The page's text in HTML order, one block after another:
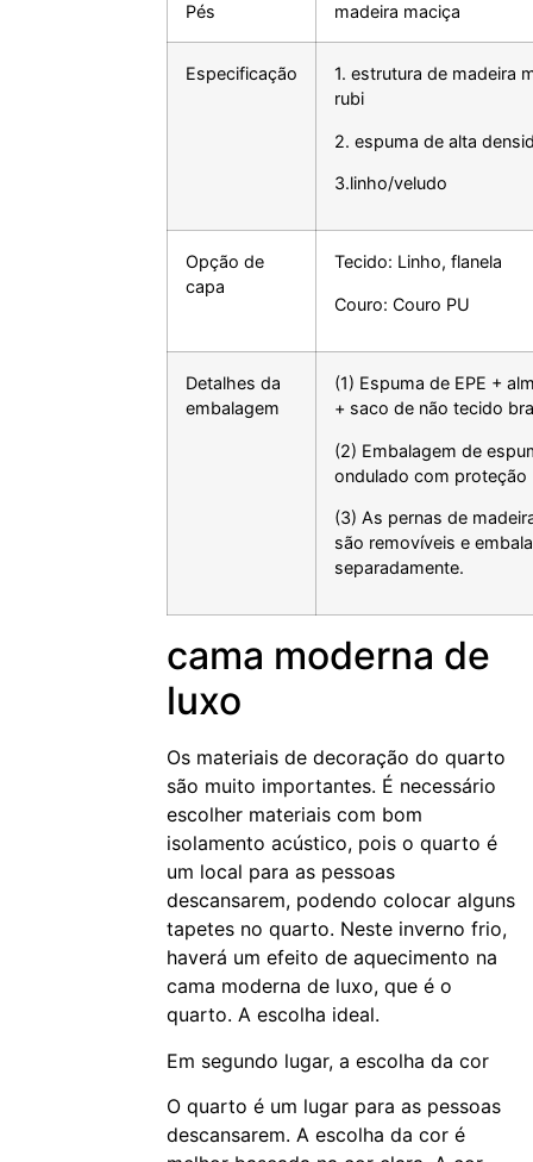
Pés madeira maciça
Especificação
1. estrutura de madeira
rubi
2. espuma de alta
3.linho/veludo
Opção de
capa
Tecido: Linho, flanela
Couro: Couro PU
Detalhes da
embalagem
(1) Espuma de EPE +
+ saco de não tecido
(2) Embalagem de
ondulado com
(3) As pernas de
são removíveis e
separadamente.
cama moderna de
luxo
Os materiais de decoração do quarto
são muito importantes. É necessário
escolher materiais com bom
isolamento acústico, pois o quarto é
um local para as pessoas
descansarem, podendo colocar alguns
tapetes no quarto. Neste inverno frio,
haverá um efeito de aquecimento na
cama moderna de luxo, que é o
quarto. A escolha ideal.
Em segundo lugar, a escolha da cor
O quarto é um lugar para as pessoas
descansarem. A escolha da cor é